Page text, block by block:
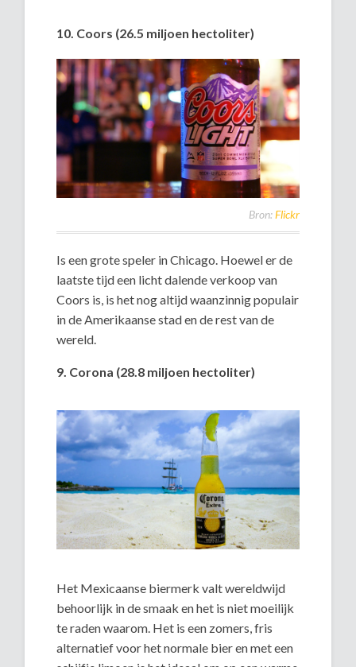
10. Coors (26.5 miljoen hectoliter)
Bron:Flickr
Is een grote speler in Chicago. Hoewel er de
laatste tijd een licht dalende verkoop van
Coors is, is het nog altijd waanzinnig populair
in de Amerikaanse stad en de rest van de
wereld.
9. Corona (28.8 miljoen hectoliter)
Het Mexicaanse biermerk valt wereldwijd
behoorlijk in de smaak en het is niet moeilijk
te raden waarom. Het is een zomers, fris
alternatief voor het normale bier en met een